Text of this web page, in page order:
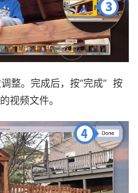
整。完成后，按“完成” 按
视频文件。